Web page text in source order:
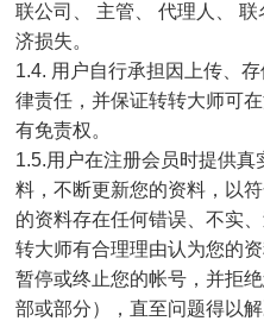
联公司、 主管、 代理人、
济损失。
1.4. 用户自行承担因上传、
律责任，并保证转转大师可
有免责权。
1.5.用户在注册会员时提供
料，不断更新您的资料，以
的资料存在任何错误、不实
转大师有合理理由认为您的
暂停或终止您的帐号，并拒
部或部分），直至问题得以解